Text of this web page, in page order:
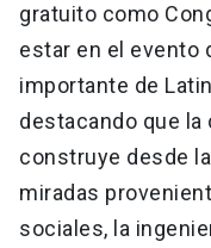
gratuito como
estar en el evento
importante de
destacando que
construye desde
miradas
sociales, la